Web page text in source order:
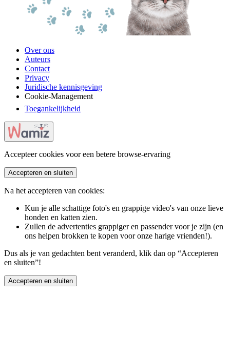
Over ons
Auteurs
Contact
Privacy
Juridische kennisgeving
Cookie-Management
Toegankelijkheid
Accepteer cookies voor een betere browse-ervaring
Accepteren en sluiten
Na het accepteren van cookies:
Kun je alle schattige foto's en grappige video's van onze lieve
honden en katten zien.
Zullen de advertenties grappiger en passender voor je zijn (en
ons helpen brokken te kopen voor onze harige vrienden!).
Dus als je van gedachten bent veranderd, klik dan op “Accepteren
en sluiten”!
Accepteren en sluiten